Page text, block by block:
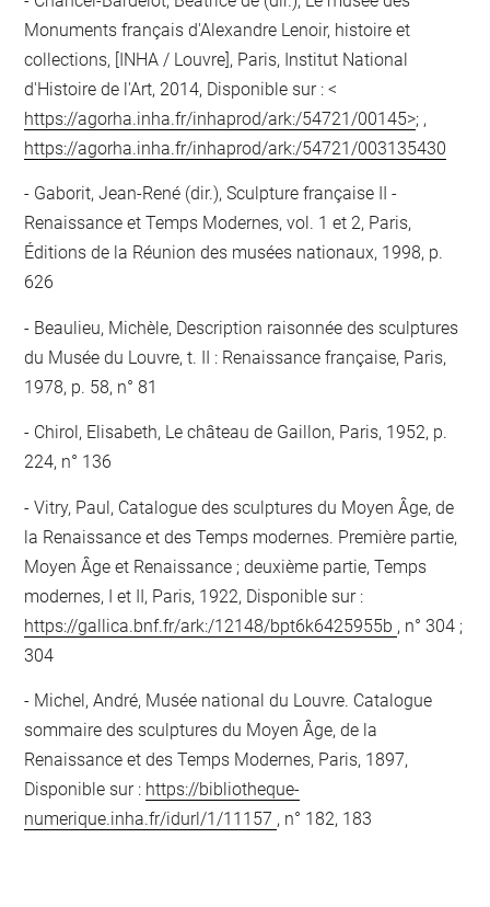
Monuments français d'Alexandre Lenoir, histoire et
collections, [INHA / Louvre], Paris, Institut National
d'Histoire de l'Art, 2014, Disponible sur : <
https://agorha.inha.fr/inhaprod/ark:/54721/00145>; ,
https://agorha.inha.fr/inhaprod/ark:/54721/003135430
Gaborit, Jean-René (dir.), Sculpture française II -
Renaissance et Temps Modernes, vol. 1 et 2, Paris,
Éditions de la Réunion des musées nationaux, 1998, p.
626
Beaulieu, Michèle, Description raisonnée des sculptures
du Musée du Louvre, t. II : Renaissance française, Paris,
1978, p. 58, n° 81
Chirol, Elisabeth, Le château de Gaillon, Paris, 1952, p.
224, n° 136
Vitry, Paul, Catalogue des sculptures du Moyen Âge, de
la Renaissance et des Temps modernes. Première partie,
Moyen Âge et Renaissance ; deuxième partie, Temps
modernes, I et II, Paris, 1922, Disponible sur :
https://gallica.bnf.fr/ark:/12148/bpt6k6425955b , n° 304 ;
304
Michel, André, Musée national du Louvre. Catalogue
sommaire des sculptures du Moyen Âge, de la
Renaissance et des Temps Modernes, Paris, 1897,
Disponible sur : https://bibliotheque-
numerique.inha.fr/idurl/1/11157 , n° 182, 183